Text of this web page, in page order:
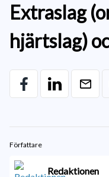
Extraslag
hjärtslag)
Författare
Redaktionen